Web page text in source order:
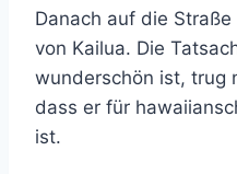
Danach auf die
von Kailua. Die
wunderschön ist, trug
dass er für
ist.